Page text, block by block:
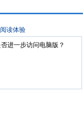
读体验
进一步访问电脑版？